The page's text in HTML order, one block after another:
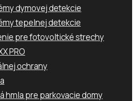
dymovej detekcie
tepelnej detekcie
pre fotovoltické strechy
PRO
ochrany
hmla pre parkovacie domy